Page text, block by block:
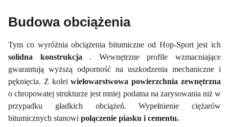
Budowa obciążenia
Tym co wyróżnia obciążenia bitumiczne od Hop-Sport jest ich
solidna konstrukcja . Wewnętrzne profile wzmacniające
gwarantują wyższą odporność na uszkodzenia mechaniczne i
pęknięcia. Z koleiwielowarstwowa powierzchnia zewnętrzna
o chropowatej strukturze jest mniej podatna na zarysowania niż w
przypadku gładkich obciążeń. Wypełnienie ciężarów
bitumicznych stanowi połączenie piasku i cementu.